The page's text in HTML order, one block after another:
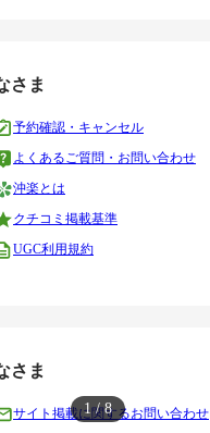
1/8
さま
予約確認・キャンセル
よくあるご質問・お問い合わせ
沖楽とは
クチコミ掲載基準
UGC利用規約
さま
サイト掲載に関するお問い合わせ